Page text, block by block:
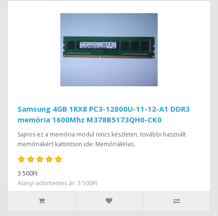
Samsung 4GB 1RX8 PC3-12800U-11-12-A1 DDR3
memória 1600Mhz M378B5173QH0-CK0
Sajnos ez a memória modul nincs készleten, további használt
memóriákért kattintson ide: MemóriákHas..
3 500Ft
Alanyi adómentes ár: 3 500Ft